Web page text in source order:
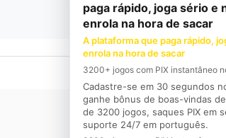
paga rápido, joga sério e
enrola na hora de sacar
A plataforma que paga rápido,
enrola na hora de sacar
3200+ jogos com PIX instantâneo
Cadastre-se em 30 segundos
ganhe bônus de boas-vindas
de 3200 jogos, saques PIX em
suporte 24/7 em português.